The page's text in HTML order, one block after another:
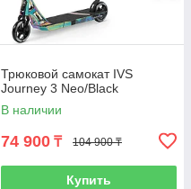
Трюковой самокат IVS
Journey 3 Neo/Black
В наличии
74 900 ₸ 104 900 ₸
Купить